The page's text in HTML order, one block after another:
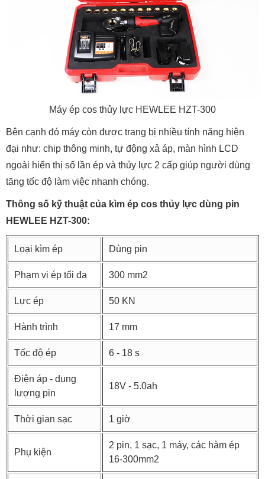
Máy ép cos thủy lực HEWLEE HZT-300
Bên cạnh đó máy còn được trang bị nhiều tính năng hiện
đại như: chip thông minh, tự động xả áp, màn hình LCD
ngoài hiển thị số lần ép và thủy lực 2 cấp giúp người dùng
tăng tốc độ làm việc nhanh chóng.
Thông số kỹ thuật của kìm ép cos thủy lực dùng pin
HEWLEE HZT-300:
Loại kìm ép Dùng pin
Phạm vi ép tối đa 300 mm2
Lực ép 50 KN
Hành trình 17 mm
Tốc độ ép 6 - 18 s
Điện áp - dung
lượng pin
18V - 5.0ah
Thời gian sạc 1 giờ
Phụ kiện
2 pin, 1 sạc, 1 máy, các hàm ép
16-300mm2